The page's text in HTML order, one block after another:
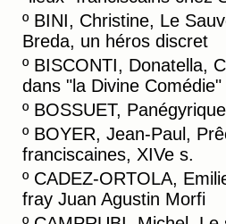
º BINI, Christine, Le
Breda, un héros discret
º BISCONTI, Donatella,
dans "la Divine Comédie"
º BOSSUET,
º BOYER, Jean-Paul,
franciscaines, XIVe s.
º CADEZ-ORTOLA,
fray Juan Agustin Morfi